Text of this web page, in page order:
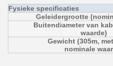
Fysieke specificaties
Geleidergrootte
Buitendiameter van
waarde)
Gewicht (305m,
nominale